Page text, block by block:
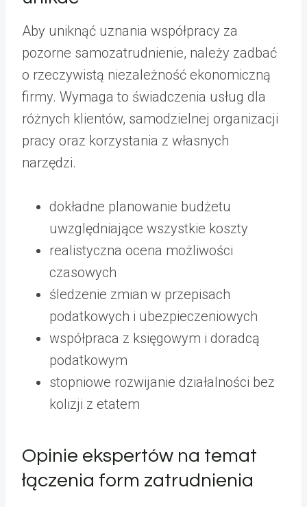
Aby uniknąć uznania współpracy za
pozorne samozatrudnienie, należy zadbać
o rzeczywistą niezależność ekonomiczną
firmy. Wymaga to świadczenia usług dla
różnych klientów, samodzielnej organizacji
pracy oraz korzystania z własnych
narzędzi.
dokładne planowanie budżetu
uwzględniające wszystkie koszty
realistyczna ocena możliwości
czasowych
śledzenie zmian w przepisach
podatkowych i ubezpieczeniowych
współpraca z księgowym i doradcą
podatkowym
stopniowe rozwijanie działalności bez
kolizji z etatem
Opinie ekspertów na temat
łączenia form zatrudnienia